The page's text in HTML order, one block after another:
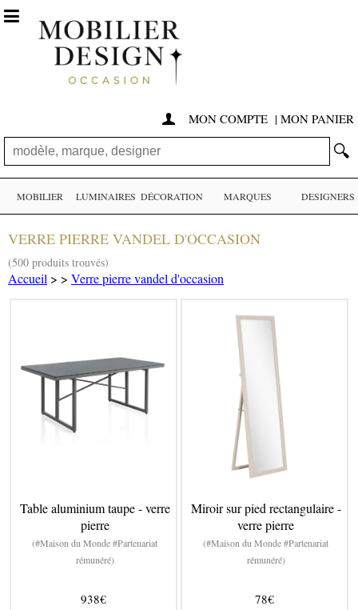
 MON COMPTE | MON PANIER
🔍

MOBILIER LUMINAIRES DÉCORATION MARQUES DESIGNERS
VERRE PIERRE VANDEL D'OCCASION
(500 produits trouvés)
Accueil > > Verre pierre vandel d'occasion
Table aluminium taupe - verre
pierre
(#Maison du Monde #Partenariat
rémunéré)
938€
Miroir sur pied rectangulaire -
verre pierre
(#Maison du Monde #Partenariat
rémunéré)
78€